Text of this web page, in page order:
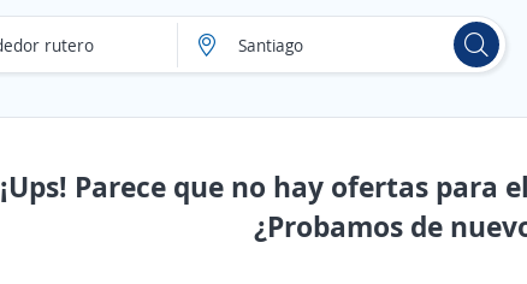
¡Ups! Parece que no hay ofertas para
¿Probamos de